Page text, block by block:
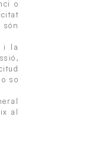
o
són
i la
so
al